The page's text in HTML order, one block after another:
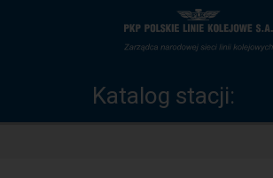
Katalog
Strona
Katalog stacji: